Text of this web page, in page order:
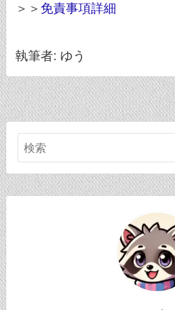
＞＞ 免責事項詳細
執筆者: ゆう